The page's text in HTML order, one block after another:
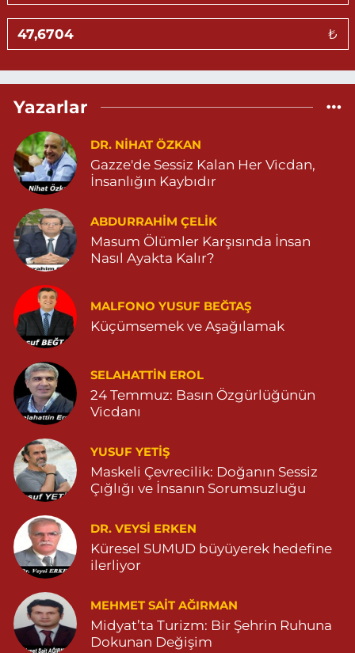
Gündüz Eczanesi
BAHÇEBAŞI MAHALLESİ SELAHADDİN EYYÜBİ CADDE NO:39 B
04823812323
Aksoy Eczanesi
KAPLAN MAH. MARDİN CAD. NO:21 A 04825030197
0 (482) 503 01 97 Yol Tarifi Al
GÜNDOĞAN MAHALLESİ STAD CADDESİ NO:36 A 05380544155
0 (538) 054 41 55 Yol Tarifi Al
Huzur Eczanesi
GÜL MAHALLESİ VATAN CADDE NO:4A 04825912517
0 (482) 591 25 17 Yol Tarifi Al
Dara Eczanesi
NUR MAHALLESİ VALİ OZAN CADDESİ DIŞ KAPI NO:122G
DEVLET HASTANESİ KARŞISI (DİYARBAKIR YOLU CEPHESİ)
04822125304
0 (482) 212 53 04 Yol Tarifi Al
Özdemir Eczanesi
YENİ MAHALLE 3086 SOKAK NO:4 3 04825413121
0 (482) 541 31 21 Yol Tarifi Al
₺
Yazarlar
DR. NIHAT ÖZKAN
Gazze'de Sessiz Kalan Her Vicdan,
İnsanlığın Kaybıdır
ABDURRAHIM ÇELİK
Masum Ölümler Karşısında İnsan
Nasıl Ayakta Kalır?
MALFONO YUSUF BEĞTAŞ
Küçümsemek ve Aşağılamak
SELAHATTIN EROL
24 Temmuz: Basın Özgürlüğünün
Vicdanı
YUSUF YETİŞ
Maskeli Çevrecilik: Doğanın Sessiz
Çığlığı ve İnsanın Sorumsuzluğu
DR. VEYSI ERKEN
Küresel SUMUD büyüyerek hedefine
ilerliyor
MEHMET SAIT AĞIRMAN
Midyat’ta Turizm: Bir Şehrin Ruhuna
Dokunan Değişim